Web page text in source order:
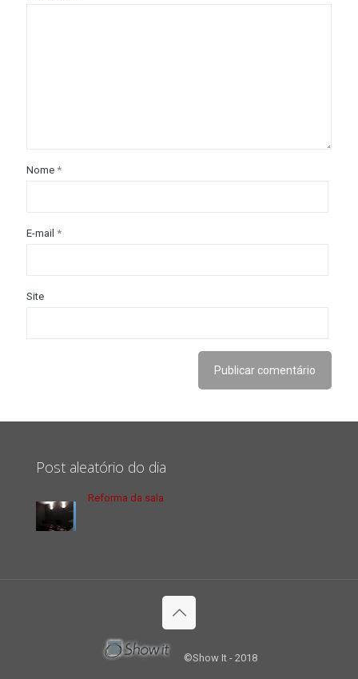
Nome *
E-mail *
Site
Post aleatório do dia
Reforma da sala
©Show It - 2018